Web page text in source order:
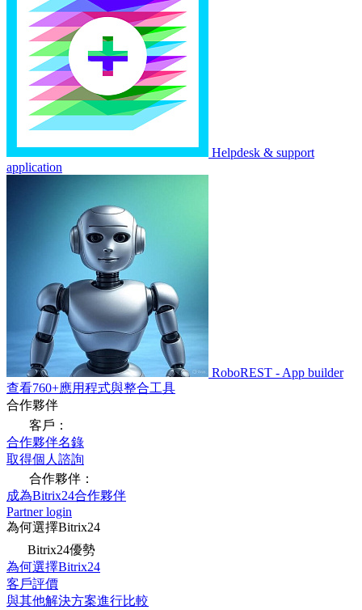
Helpdesk & support
application
RoboREST - App builder
查看760+應用程式與整合工具
合作夥伴
客戶：
合作夥伴名錄
取得個人諮詢
合作夥伴：
成為Bitrix24合作夥伴
Partner login
為何選擇Bitrix24
Bitrix24優勢
為何選擇Bitrix24
客戶評價
與其他解決方案進行比較